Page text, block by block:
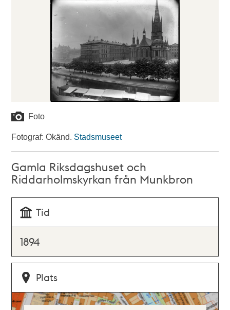
Foto
Fotograf: Okänd. Stadsmuseet
Gamla Riksdagshuset och
Riddarholmskyrkan från Munkbron
Tid
1894
Plats